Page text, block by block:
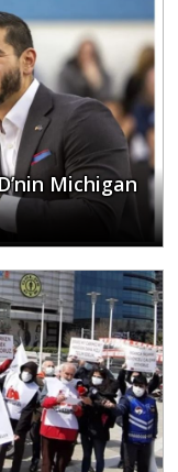
Michigan